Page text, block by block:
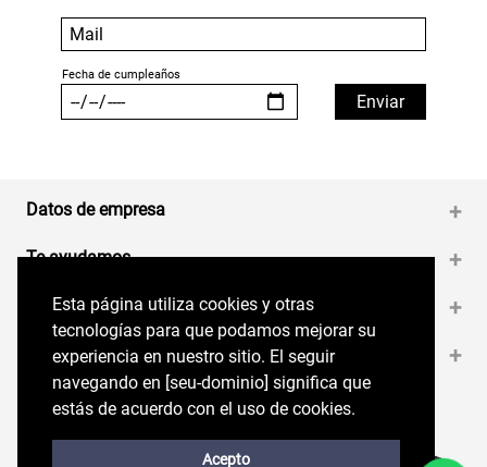
Esta página utiliza cookies y otras
tecnologías para que podamos mejorar su
experiencia en nuestro sitio. El seguir
navegando en perryellis.cl significa que estás
de acuerdo con el uso de cookies.
Acepto
Esta página utiliza cookies y otras
tecnologías para que podamos mejorar su
experiencia en nuestro sitio. El seguir
navegando en [seu-dominio] significa que
estás de acuerdo con el uso de cookies.
Acepto
Datos de empresa +
Te ayudamos +
Medios de pago +
Contáctanos +
Síguenos en nuestras RRSS
Trabaja con Nosotros